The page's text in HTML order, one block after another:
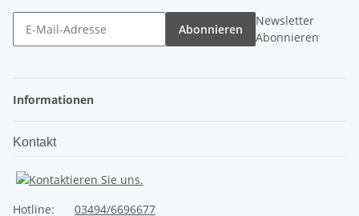
Abonnieren
Newsletter
Abonnieren
Informationen
Kontakt
Hotline: 03494/6696677